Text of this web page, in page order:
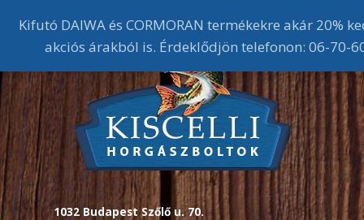
1032 Budapest Szőlő u. 70.
Kifutó DAIWA és CORMORAN termékekre akár 20%
akciós árakból is. Érdeklődjön telefonon: 06-70-